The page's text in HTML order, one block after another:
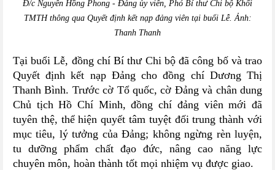
Đ/c Nguyễn Hồng Phong - Đảng ủy viên, Phó Bí thư Chi bộ Khối
TMTH thông qua Quyết định kết nạp đảng viên tại buổi Lễ. Ảnh:
Thanh Thanh
Tại buổi Lễ, đồng chí Bí thư Chi bộ đã công bố và trao
Quyết định kết nạp Đảng cho đồng chí Dương Thị
Thanh Bình. Trước cờ Tổ quốc, cờ Đảng và chân dung
Chủ tịch Hồ Chí Minh, đồng chí đảng viên mới đã
tuyên thệ, thể hiện quyết tâm tuyệt đối trung thành với
mục tiêu, lý tưởng của Đảng; không ngừng rèn luyện,
tu dưỡng phẩm chất đạo đức, nâng cao năng lực
chuyên môn, hoàn thành tốt mọi nhiệm vụ được giao.